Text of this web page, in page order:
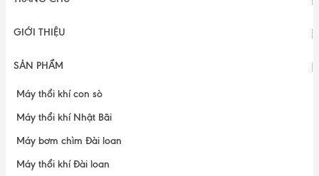
GIỚI THIỆU
SẢN PHẨM
Máy thổi khí con sò
Máy thổi khí Nhật Bãi
Máy bơm chìm Đài loan
Máy thổi khí Đài loan